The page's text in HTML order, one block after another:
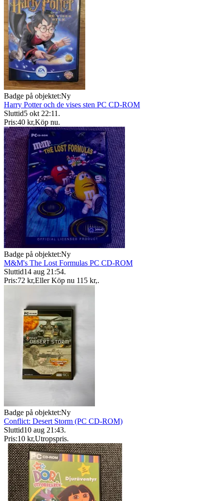
Badge på objektet:Ny
Harry Potter och de vises sten PC CD-ROM
Sluttid5 okt 22:11 .
Pris:40 kr,Köp nu.
Badge på objektet:Ny
M&M's The Lost Formulas PC CD-ROM
Sluttid14 aug 21:54.
Pris:72 kr,Eller Köp nu 115 kr,.
Badge på objektet:Ny
Conflict: Desert Storm (PC CD-ROM)
Sluttid10 aug 21:43.
Pris:10 kr,Utropspris.